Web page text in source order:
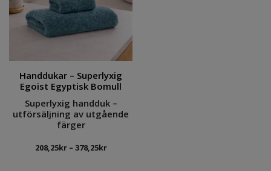
Handdukar – Superlyxig
Egoist Egyptisk Bomull
Superlyxig handduk –
utförsäljning av utgående
färger
208,25kr – 378,25krPrisintervall: